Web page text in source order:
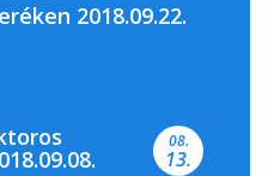
programokkal várja a
és...
2018.09.22.
08.
13.